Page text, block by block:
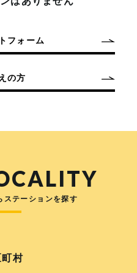
フォーム
の方
ステーションを探す
町村